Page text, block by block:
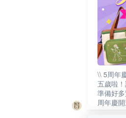
\\ 5周年
五歲啦
準備好
周年慶